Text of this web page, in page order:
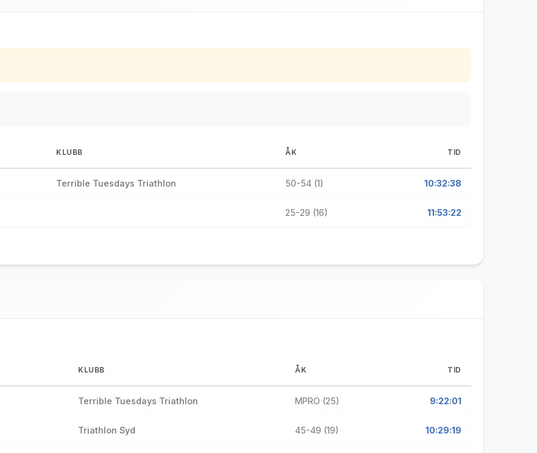
KLUBB ÅK TID
Terrible Tuesdays Triathlon 50-54 (1) 10:32:38
25-29 (16) 11:53:22
KLUBB ÅK TID
Terrible Tuesdays Triathlon MPRO (25) 9:22:01
Triathlon Syd 45-49 (19) 10:29:19